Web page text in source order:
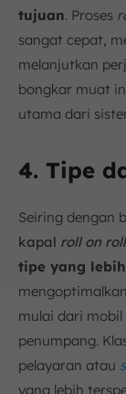
tujuan. Proses
sangat cepat,
melanjutkan
bongkar muat
utama dari
4. Tipe
Seiring dengan
kapal roll on
tipe yang
mulai dari
penumpang.
pelayaran atau
yang lebih